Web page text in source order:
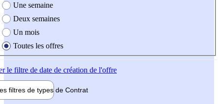
Une semaine
Deux semaines
Un mois
Toutes les offres
le filtre de date de création de l'offre
filtres de types de Contrat